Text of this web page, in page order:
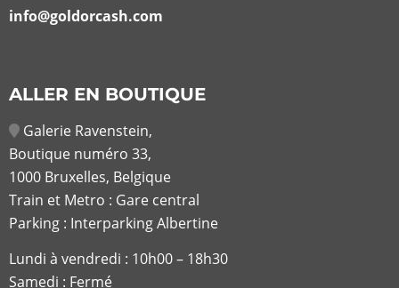
info@goldorcash.com
ALLER EN BOUTIQUE
Galerie Ravenstein,
Boutique numéro 33,
1000 Bruxelles, Belgique
Train et Metro : Gare central
Parking : Interparking Albertine
Lundi à vendredi : 10h00 – 18h30
Samedi : Fermé